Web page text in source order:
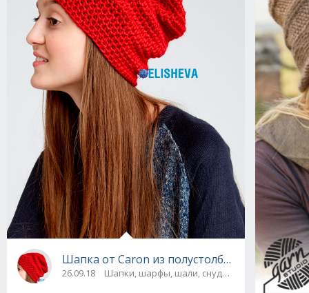
Шапка от Caron из полустолбиков:
26.09.18 Шапки, шарфы, шали, снуды и палантины